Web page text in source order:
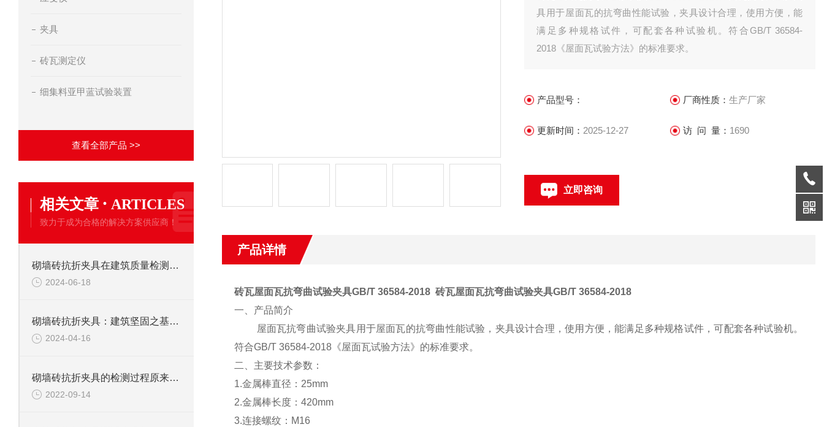
夹具
砖瓦测定仪
细集料亚甲蓝试验装置
查看全部产品 >>
相关文章 · ARTICLES
致力于成为合格的解决方案供应商！
砌墙砖抗折夹具在建筑质量检测中的关键作用
2024-06-18
砌墙砖抗折夹具：建筑坚固之基的守护者
2024-04-16
砌墙砖抗折夹具的检测过程原来是这样的
2022-09-14
具用于屋面瓦的抗弯曲性能试验，夹具设计合理，使用方便，能
满足多种规格试件，可配套各种试验机。符合GB/T 36584-
2018《屋面瓦试验方法》的标准要求。
产品型号： 厂商性质： 生产厂家
更新时间： 2025-12-27 访 问 量： 1690
立即咨询
产品详情
砖瓦屋面瓦抗弯曲试验夹具GB/T 36584-2018 砖瓦屋面瓦抗弯曲试验夹具GB/T 36584-2018
一、产品简介
屋面瓦抗弯曲试验夹具用于屋面瓦的抗弯曲性能试验，夹具设计合理，使用方便，能满足多种规格试件，可配套各种试验机。
符合GB/T 36584-2018《屋面瓦试验方法》的标准要求。
二、 主要技术参数：
1.金属棒直径：25mm
2.金属棒长度：420mm
3.连接螺纹：M16